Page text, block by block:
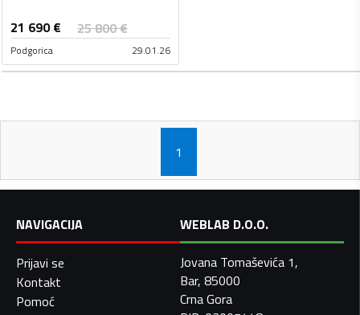
21 690€ 25 800€
Podgorica 29.01.26
1
NAVIGACIJA
Prijavi se
Kontakt
Pomoć
WEBLAB D.O.O.
Jovana Tomaševića 1,
Bar, 85000
Crna Gora